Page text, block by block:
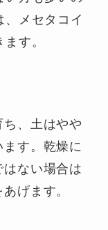
メセタコイ
す。
ち、土はやや
す。乾燥に
ない場合は
げます。